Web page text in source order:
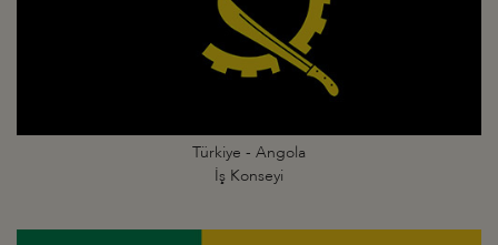
Türkiye - Angola
İş Konseyi